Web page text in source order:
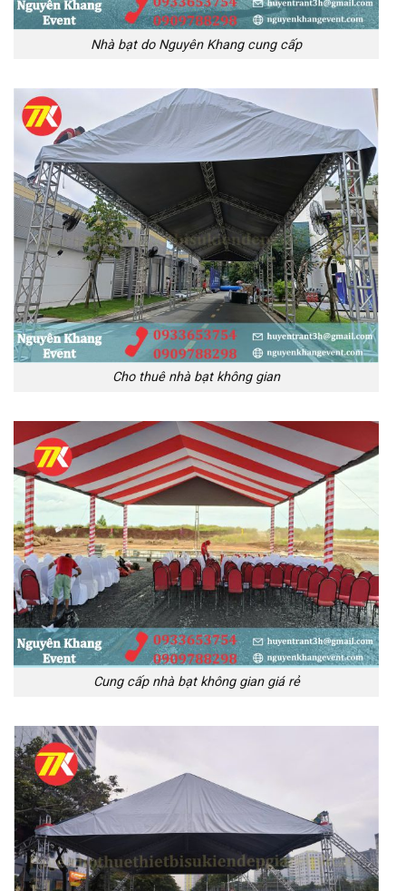
Nhà bạt do Nguyên Khang cung cấp
Cho thuê nhà bạt không gian
Cung cấp nhà bạt không gian giá rẻ